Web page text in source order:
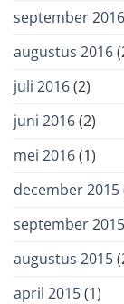
september 2016
augustus 2016
juli 2016(2)
juni 2016(2)
mei 2016(1)
december 2015
september 2015
augustus 2015
april 2015(1)